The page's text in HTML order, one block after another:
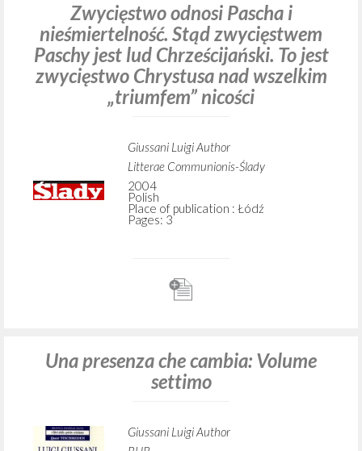
Zwycięstwo odnosi Pascha i
nieśmiertelność. Stąd zwycięstwem
Paschy jest lud Chrześcijański. To jest
zwycięstwo Chrystusa nad wszelkim
„triumfem” nicości
Giussani Luigi Author
Litterae Communionis-Ślady
2004
Polish
Place of publication : Łódź
Pages: 3
Una presenza che cambia: Volume
settimo
Giussani Luigi Author